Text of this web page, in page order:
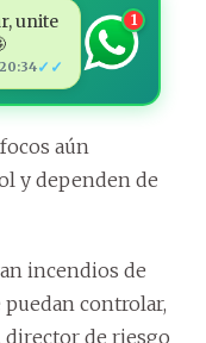
unite
20:34✓✓
1
aún
y dependen de
incendios de
controlar,
director de riesgo